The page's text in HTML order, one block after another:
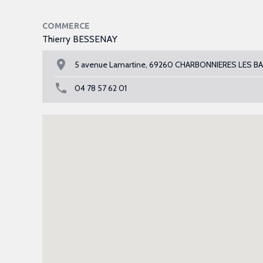
COMMERCE
Thierry BESSENAY
5 avenue Lamartine, 69260 CHARBONNIERES LES
04 78 57 62 01